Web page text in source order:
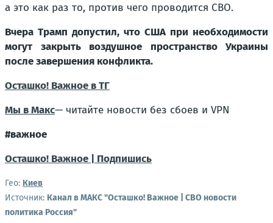
а это как раз то, против чего проводится СВО.
Вчера Трамп допустил, что США при необходимости
могут закрыть воздушное пространство Украины
после завершения конфликта.
Осташко! Важное в ТГ
Мы в Макс— читайте новости без сбоев и VPN
#важное
Осташко! Важное | Подпишись
Гео: Киев
Источник: Канал в МАКС "Осташко! Важное | СВО новости
политика Россия"